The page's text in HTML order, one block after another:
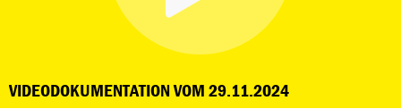
VIDEODOKUMENTATION VOM 29.11.2024